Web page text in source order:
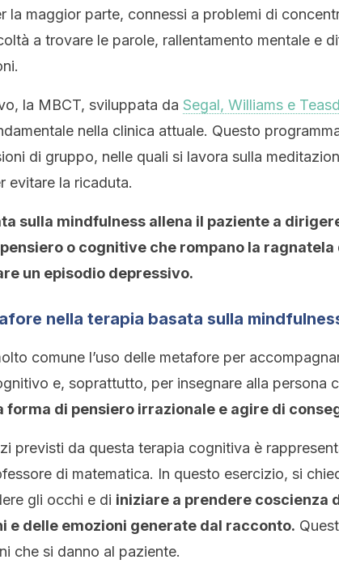
la maggior parte, connessi a problemi di
a trovare le parole, rallentamento mentale e
la MBCT, sviluppata da Segal, Williams e
nella clinica attuale. Questo
di gruppo, nelle quali si lavora sulla
evitare la ricaduta.
sulla mindfulness allena il paziente a
o cognitive che rompano la ragnatela
un episodio depressivo.
nella terapia basata sulla
comune l’uso delle metafore per
e, soprattutto, per insegnare alla persona
forma di pensiero irrazionale e agire di
previsti da questa terapia cognitiva è
di matematica. In questo esercizio, si
gli occhi e di iniziare a prendere coscienza
e delle emozioni generate dal racconto.
che si danno al paziente.